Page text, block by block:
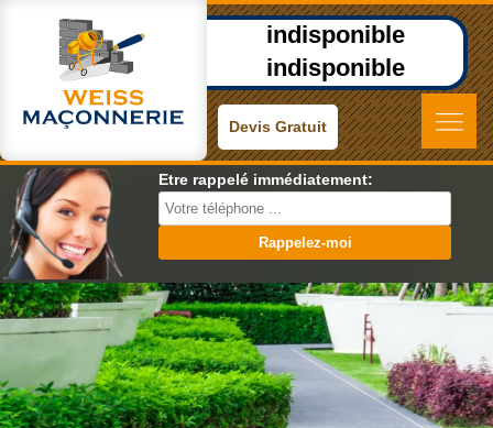
indisponible
indisponible
Devis Gratuit
Etre rappelé immédiatement: